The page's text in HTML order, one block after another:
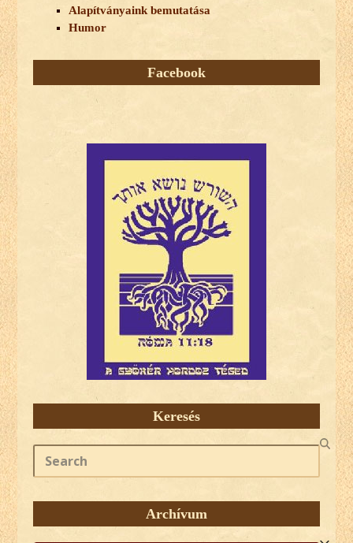
Alapítványaink bemutatása
Humor
Facebook
Keresés
Search
Archívum